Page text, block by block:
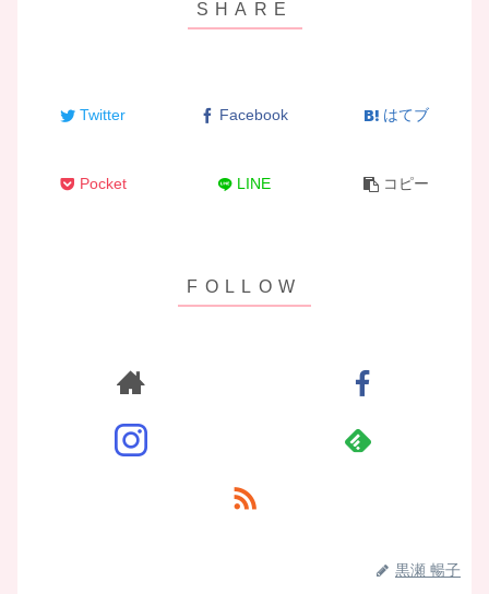
Twitter Facebook はてブ
Pocket LINE コピー
黒瀬 暢子